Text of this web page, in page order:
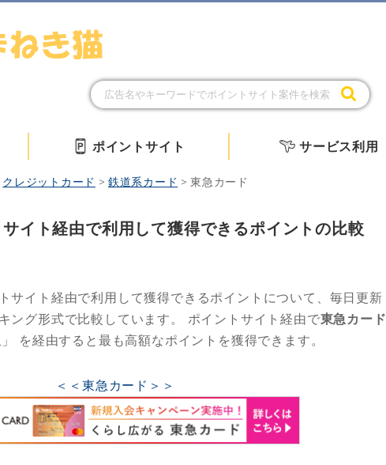
ポイントサイト サービス利用
クレジットカード >鉄道系カード >東急カード
イト経由で利用して獲得できるポイントの比較
サイト経由で利用して獲得できるポイントについて、毎日更新
ング形式で比較しています。 ポイントサイト経由で東急カード
を経由すると最も高額なポイントを獲得できます。
＜＜東急カード＞＞